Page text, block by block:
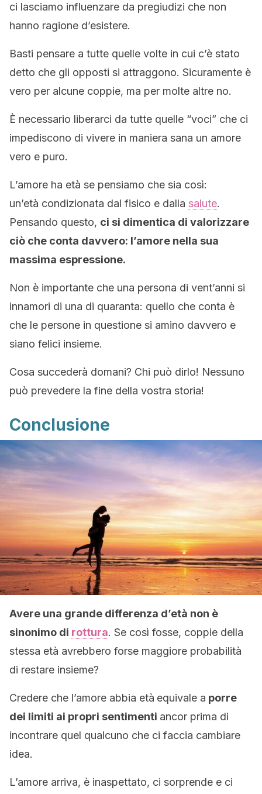
ci lasciamo influenzare da pregiudizi che non
hanno ragione d’esistere.
Basti pensare a tutte quelle volte in cui c’è stato
detto che gli opposti si attraggono. Sicuramente è
vero per alcune coppie, ma per molte altre no.
È necessario liberarci da tutte quelle “voci” che ci
impediscono di vivere in maniera sana un amore
vero e puro.
L’amore ha età se pensiamo che sia così:
un’età condizionata dal fisico e dalla salute.
Pensando questo, ci si dimentica di valorizzare
ciò che conta davvero: l’amore nella sua
massima espressione.
Non è importante che una persona di vent’anni si
innamori di una di quaranta: quello che conta è
che le persone in questione si amino davvero e
siano felici insieme.
Cosa succederà domani? Chi può dirlo! Nessuno
può prevedere la fine della vostra storia!
Conclusione
Avere una grande differenza d’età non è
sinonimo di rottura. Se così fosse, coppie della
stessa età avrebbero forse maggiore probabilità
di restare insieme?
Credere che l’amore abbia età equivale a porre
dei limiti ai propri sentimenti ancor prima di
incontrare quel qualcuno che ci faccia cambiare
idea.
L’amore arriva, è inaspettato, ci sorprende e ci